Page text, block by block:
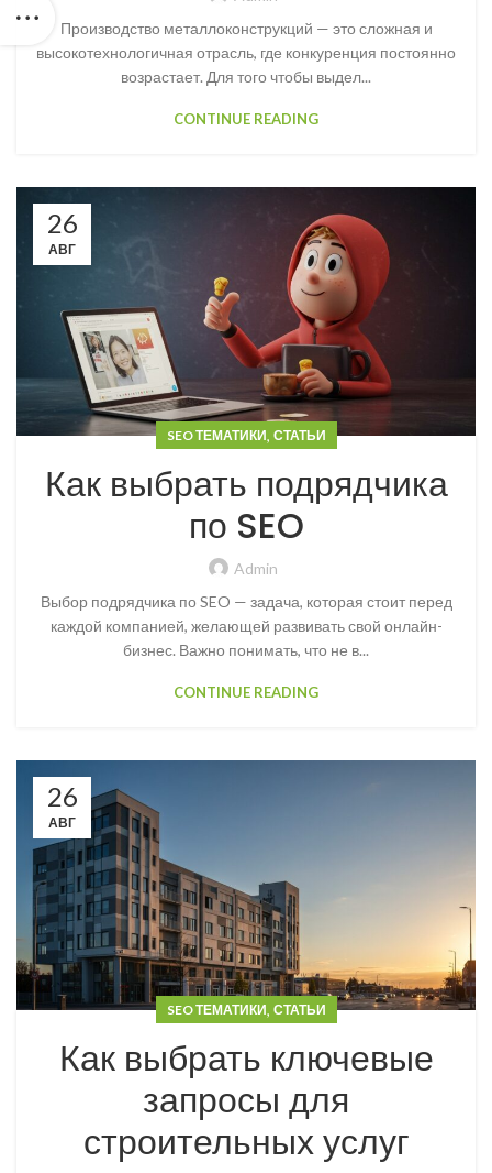
Производство металлоконструкций — это сложная и
высокотехнологичная отрасль, где конкуренция постоянно
возрастает. Для того чтобы выдел...
CONTINUE READING
26
АВГ
SEO ТЕМАТИКИ, СТАТЬИ
Как выбрать подрядчика
по SEO
Admin
Выбор подрядчика по SEO — задача, которая стоит перед
каждой компанией, желающей развивать свой онлайн-
бизнес. Важно понимать, что не в...
CONTINUE READING
26
АВГ
SEO ТЕМАТИКИ, СТАТЬИ
Как выбрать ключевые
запросы для
строительных услуг